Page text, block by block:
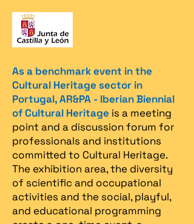
As a benchmark event in the
Cultural Heritage sector in
Portugal, AR&PA - Iberian Biennial
of Cultural Heritage is a meeting
point and a discussion forum for
professionals and institutions
committed to Cultural Heritage.
The exhibition area, the diversity
of scientific and occupational
activities and the social, playful,
and educational programming